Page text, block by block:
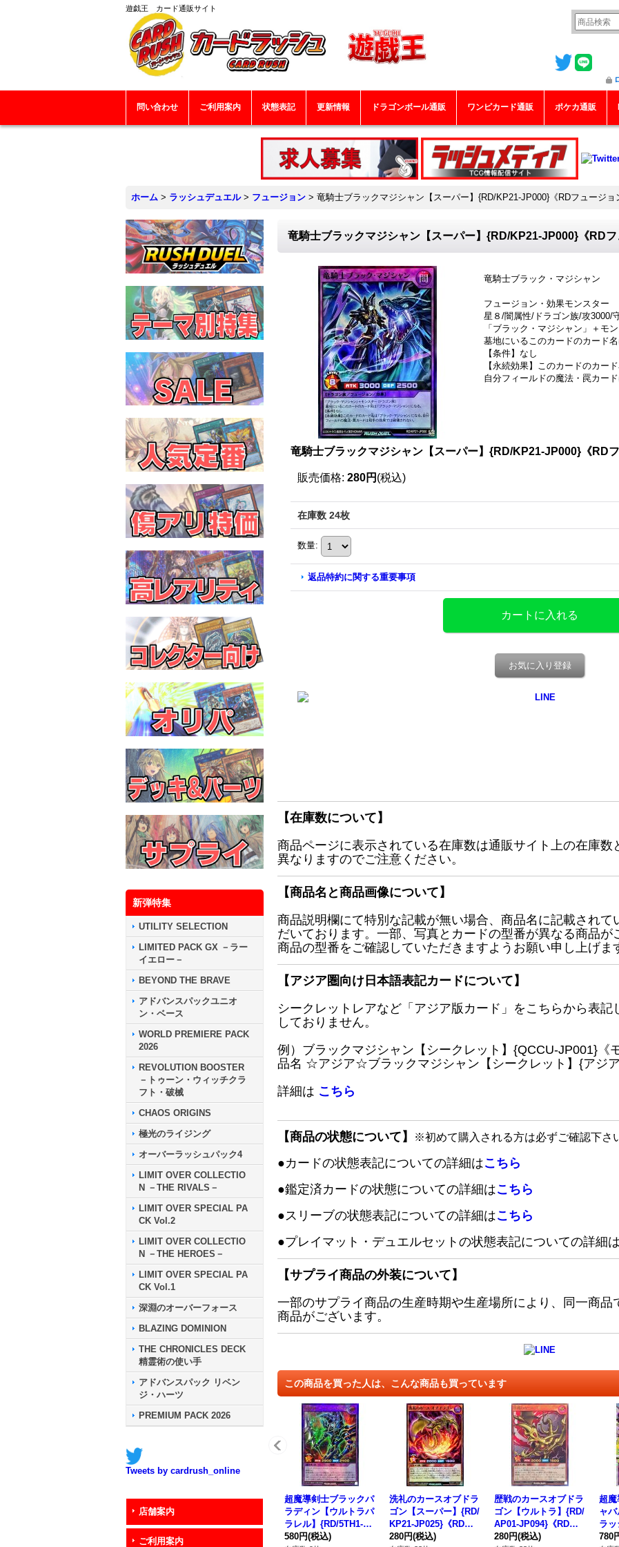
遊戯王 カード通販サイト
問い合わせ ご利用案内 状態表記 更新情報 ドラゴンボール通販 ワンピカード通販 ポケカ通販
ホーム > ラッシュデュエル > フュージョン > 竜騎士ブラックマジシャン【スーパー】{RD/KP21-JP000}《RDフュージョ
新弾特集
UTILITY SELECTION
LIMITED PACK GX －ラー
イエロー－
BEYOND THE BRAVE
アドバンスパックユニオ
ン・ベース
WORLD PREMIERE PACK
2026
REVOLUTION BOOSTER
－トゥーン・ウィッチクラ
フト・破械
CHAOS ORIGINS
極光のライジング
オーバーラッシュパック4
LIMIT OVER COLLECTIO
N －THE RIVALS－
LIMIT OVER SPECIAL PA
CK Vol.2
LIMIT OVER COLLECTIO
N －THE HEROES－
LIMIT OVER SPECIAL PA
CK Vol.1
深淵のオーバーフォース
BLAZING DOMINION
THE CHRONICLES DECK
精霊術の使い手
アドバンスパック リベン
ジ・ハーツ
PREMIUM PACK 2026
Tweets by cardrush_online
店舗案内
ご利用案内
竜騎士ブラックマジシャン【スーパー】{RD/KP21-JP000}《RDフ
竜騎士ブラック・マジシャン
フュージョン・効果モンスター
星８/闇属性/ドラゴン族/攻3000/
「ブラック・マジシャン」＋モ
墓地にいるこのカードのカード
【条件】なし
【永続効果】このカードのカー
自分フィールドの魔法・罠カー
竜騎士ブラックマジシャン【スーパー】{RD/KP21-JP000}《RDフ
販売価格: 280円 (税込)
在庫数 24枚
数量:
返品特約に関する重要事項
お気に入り登録
【在庫数について】
商品ページに表示されている在庫数は通販サイト上の在庫
異なりますのでご注意ください。
【商品名と商品画像について】
商品説明欄にて特別な記載が無い場合、商品名に記載されて
だいております。一部、写真とカードの型番が異なる商品
商品の型番をご確認していただきますようお願い申し上げま
【アジア圏向け日本語表記カードについて】
シークレットレアなど「アジア版カード」をこちらから表記
しておりません。
例）ブラックマジシャン【シークレット】{QCCU-JP001}《
品名 ☆アジア☆ブラックマジシャン【シークレット】{アジア
詳細は こちら
【商品の状態について】 ※初めて購入される方は必ずご確認下さ
●カードの状態表記についての詳細はこちら
●鑑定済カードの状態についての詳細はこちら
●スリーブの状態表記についての詳細はこちら
●プレイマット・デュエルセットの状態表記についての詳細は
【サプライ商品の外装について】
一部のサプライ商品の生産時期や生産場所により、同一商品
商品がございます。
この商品を買った人は、こんな商品も買っています
超魔導剣士ブラックパ
ラディン【ウルトラパ
ラレル】{RD/5TH1-JP
002}《RDフュージョ
580円(税込)
洗礼のカースオブドラ
ゴン【スーパー】{RD/
KP21-JP025}《RDモ
ンスター》
280円(税込)
歴戦のカースオブドラ
ゴン【ウルトラ】{RD/
AP01-JP094}《RDモ
ンスター》
280円(税込)
超魔
ャ
ラ
780